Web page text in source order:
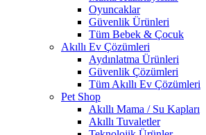
Oyuncaklar
Güvenlik Ürünleri
Tüm Bebek & Çocuk
Akıllı Ev Çözümleri
Aydınlatma Ürünleri
Güvenlik Çözümleri
Tüm Akıllı Ev Çözümleri
Pet Shop
Akıllı Mama / Su Kapları
Akıllı Tuvaletler